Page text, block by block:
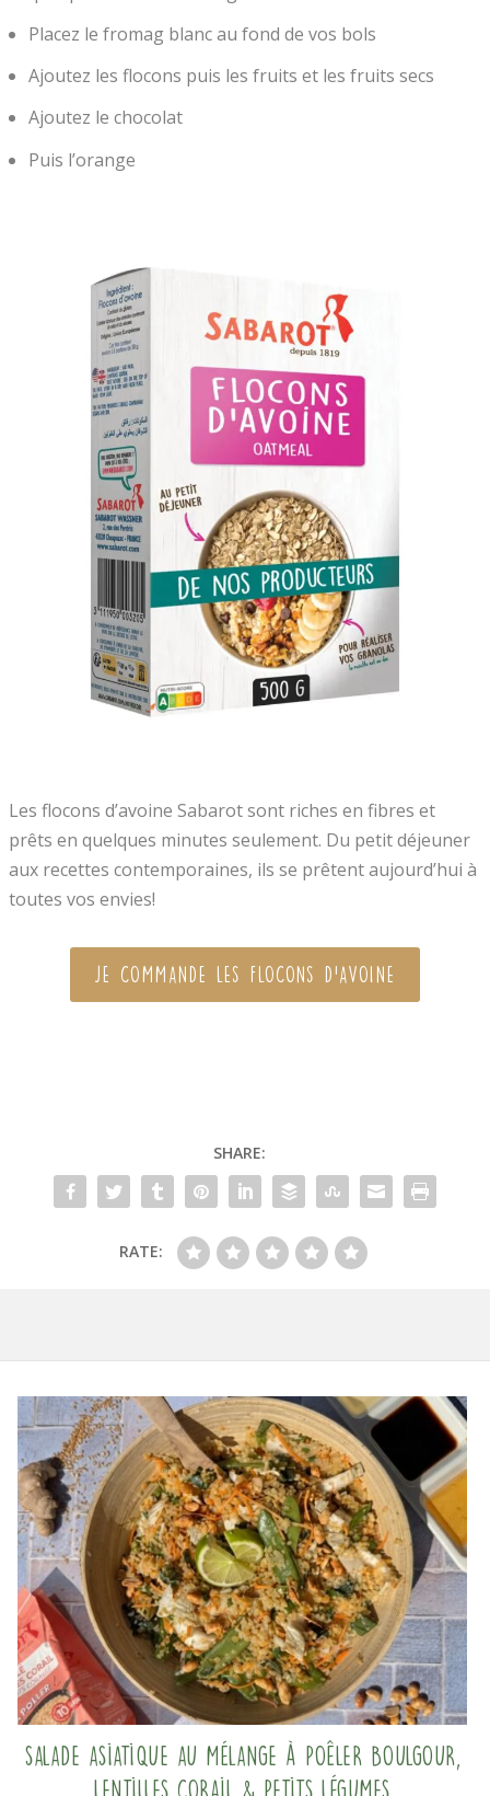
Placez le fromag blanc au fond de vos bols
Ajoutez les flocons puis les fruits et les fruits secs
Ajoutez le chocolat
Puis l’orange
Les flocons d’avoine Sabarot sont riches en fibres et
prêts en quelques minutes seulement. Du petit déjeuner
aux recettes contemporaines, ils se prêtent aujourd’hui à
toutes vos envies!
JE COMMANDE LES FLOCONS D'AVOINE
SHARE:
RATE:
Salade asiatique au mélange à poêler Boulgour,
Lentilles corail & Petits légumes